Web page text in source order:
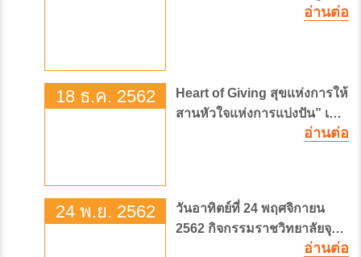
อ่านต่อ
18 ธ.ค. 2562
Heart of Giving สุขแห่งการให้
สานหัวใจแห่งการแบ่งปัน” เพื่อ
ผู้ป่วยมะเร็งยากไร้ โรงพยาบาล
อ่านต่อ
24 พ.ย. 2562
วันอาทิตย์ที่ 24 พฤศจิกายน
2562 กิจกรรมราชวิทยาลัยจุฬา
ภรณ์ เดิน-วิ่งการกุศล ครั้งที่ 3
อ่านต่อ